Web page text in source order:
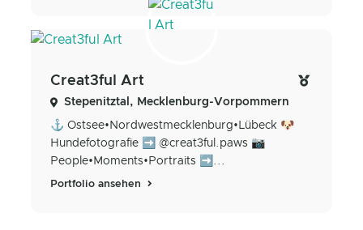
Creat3ful Art
Stepenitztal, Mecklenburg-Vorpommern
⚓️ Ostsee•Nordwestmecklenburg•Lübeck 🐶
Hundefotografie ➡️ @creat3ful.paws 📷
People•Moments•Portraits ➡️...
Portfolio ansehen